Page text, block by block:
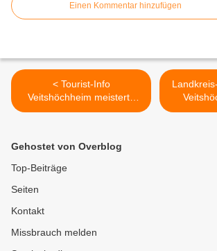
Einen Kommentar hinzufügen
< Tourist-Info
Veitshöchheim meisterte
Qualitätscheck Deutscher
Tuschers
Gehostet von Overblog
Top-Beiträge
Seiten
Kontakt
Missbrauch melden